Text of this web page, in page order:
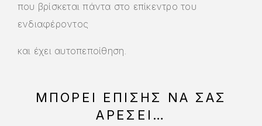
που βρίσκεται πάντα στο επίκεντρο του
ενδιαφέροντος
και έχει αυτοπεποίθηση.
ΜΠΟΡΕΊ ΕΠΊΣΗΣ ΝΑ ΣΑΣ
ΑΡΈΣΕΙ…